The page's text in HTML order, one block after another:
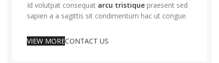
Id volutpat consequat arcu tristique praesent sed
sapien a a sagittis sit condimentum hac ut congue.
VIEW MORECONTACT US